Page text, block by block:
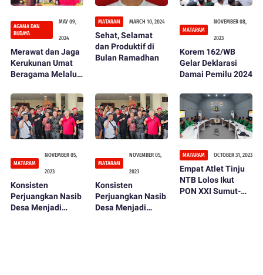
AGAMA DAN
BUDAYA
MAY 09,
2024
Merawat dan Jaga
Kerukunan Umat
Beragama Melalui
Seni dan Budaya
MATARAM MARCH 10, 2024
Sehat, Selamat
dan Produktif di
Bulan Ramadhan
MATARAM
NOVEMBER 08,
2023
Korem 162/WB
Gelar Deklarasi
Damai Pemilu 2024
MATARAM
NOVEMBER 05,
2023
Konsisten
Perjuangkan Nasib
Desa Menjadi
MATARAM
NOVEMBER 05,
2023
Konsisten
Perjuangkan Nasib
Desa Menjadi
MATARAM OCTOBER 31, 2023
Empat Atlet Tinju
NTB Lolos Ikut
PON XXI Sumut-